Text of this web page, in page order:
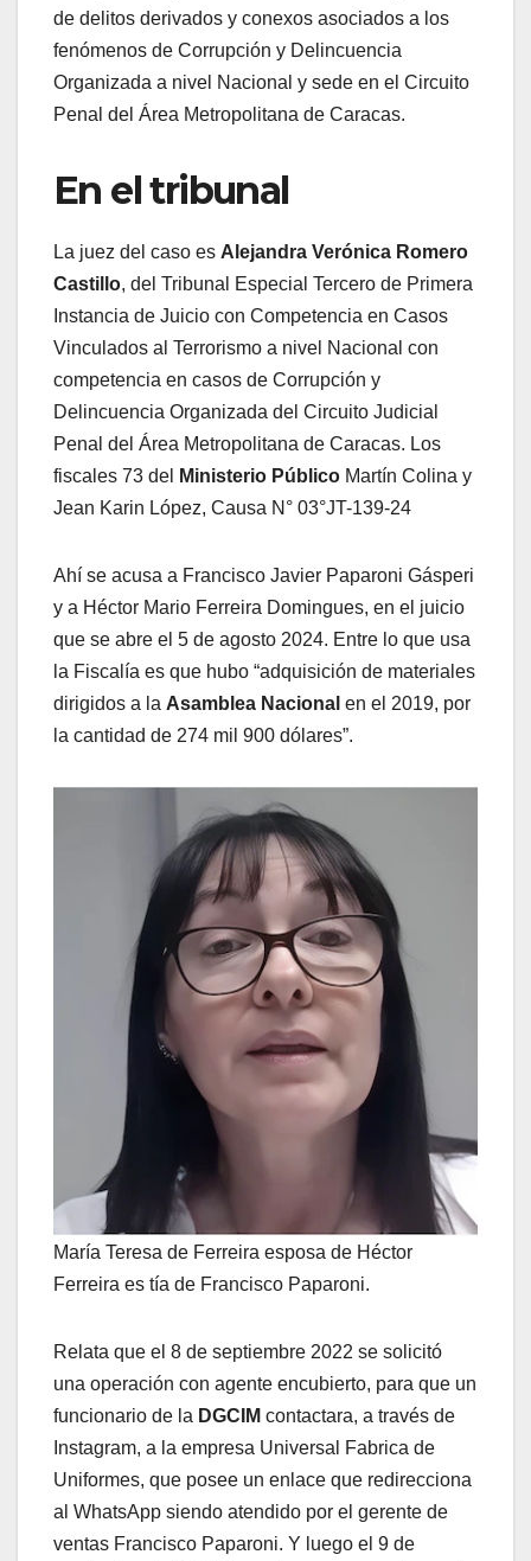
de delitos derivados y conexos asociados a los
fenómenos de Corrupción y Delincuencia
Organizada a nivel Nacional y sede en el Circuito
Penal del Área Metropolitana de Caracas.
En el tribunal
La juez del caso es Alejandra Verónica Romero
Castillo, del Tribunal Especial Tercero de Primera
Instancia de Juicio con Competencia en Casos
Vinculados al Terrorismo a nivel Nacional con
competencia en casos de Corrupción y
Delincuencia Organizada del Circuito Judicial
Penal del Área Metropolitana de Caracas. Los
fiscales 73 del
Ministerio Público Martín Colina y
Jean Karin López, Causa N° 03°JT-139-24
Ahí se acusa a Francisco Javier Paparoni Gásperi
y a Héctor Mario Ferreira Domingues, en el juicio
que se abre el 5 de agosto 2024. Entre lo que usa
la Fiscalía es que hubo “adquisición de materiales
dirigidos a la Asamblea Nacional en el 2019, por
la cantidad de 274 mil 900 dólares”.
María Teresa de Ferreira esposa de Héctor
Ferreira es tía de Francisco Paparoni.
Relata que el 8 de septiembre 2022 se solicitó
una operación con agente encubierto, para que un
funcionario de la DGCIM contactara, a través de
Instagram, a la empresa Universal Fabrica de
Uniformes, que posee un enlace que redirecciona
al WhatsApp siendo atendido por el gerente de
ventas Francisco Paparoni. Y luego el 9 de